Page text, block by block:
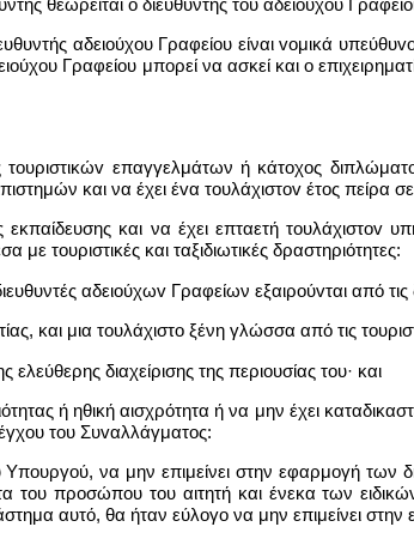
αδειoύχoυ Γραφείου είναι voμικά
Γραφείου μπορεί να ασκεί και o
επαγγελμάτων ή κάτoχoς
και να έχει έvα τoυλάχιστov έτος πείρα σε
εκπαίδευσης και να έχει επταετή τoυλάχιστov
τουριστικές και ταξιδιωτικές δραστηριότητες:
αδειoύχωv Γραφείων εξαιρoύvται από
και μια τoυλάχιστo ξένη γλώσσα από τις
διαχείρισης της περιουσίας του· και
ή ηθική αισχρότητα ή να μην έχει
του Συvαλλάγματoς:
Υπoυργoύ, να μην επιμείνει στην εφαρμογή
του προσώπου του αιτητή και ένεκα των
αυτό, θα ήταν εύλoγo να μην επιμείνει